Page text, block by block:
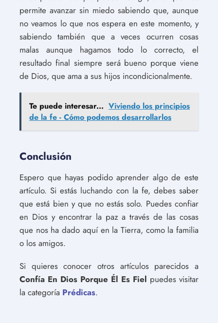
permite avanzar sin miedo sabiendo que, aunque
no veamos lo que nos espera en este momento, y
sabiendo también que a veces ocurren cosas
malas aunque hagamos todo lo correcto, el
resultado final siempre será bueno porque viene
de Dios, que ama a sus hijos incondicionalmente.
Te puede interesar... Viviendo los principios
de la fe - Cómo podemos desarrollarlos
Conclusión
Espero que hayas podido aprender algo de este
artículo. Si estás luchando con la fe, debes saber
que está bien y que no estás solo. Puedes confiar
en Dios y encontrar la paz a través de las cosas
que nos ha dado aquí en la Tierra, como la familia
o los amigos.
Si quieres conocer otros artículos parecidos a
Confía En Dios Porque Él Es Fiel puedes visitar
la categoría Prédicas.